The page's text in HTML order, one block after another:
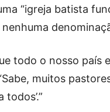
“igreja batista
todo o nosso país
muitos